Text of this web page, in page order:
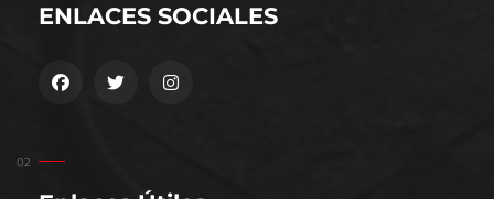
ENLACES SOCIALES